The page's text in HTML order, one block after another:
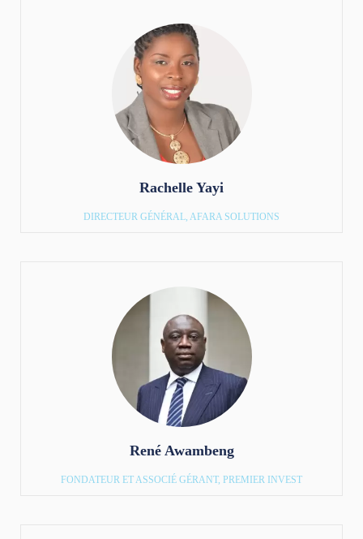
Rachelle Yayi
DIRECTEUR GÉNÉRAL, AFARA SOLUTIONS
René Awambeng
FONDATEUR ET ASSOCIÉ GÉRANT, PREMIER INVEST